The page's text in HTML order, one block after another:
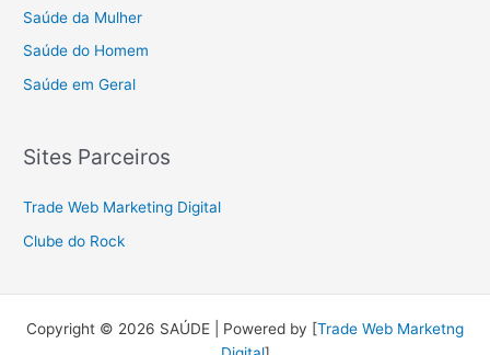
Saúde da Mulher
Saúde do Homem
Saúde em Geral
Sites Parceiros
Trade Web Marketing Digital
Clube do Rock
Copyright © 2026 SAÚDE | Powered by [Trade Web Marketng